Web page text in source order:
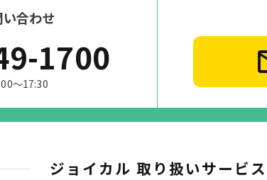
合わせ
1700
～17:30
ジョイカル 取り扱いサービス